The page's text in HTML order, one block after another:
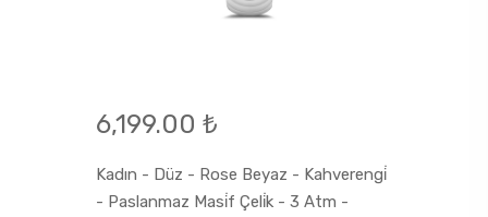
6,199.00 ₺
Kadın - Düz - Rose Beyaz - Kahverengi̇
- Paslanmaz Masi̇f Çeli̇k - 3 Atm -